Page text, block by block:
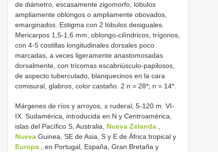
de diámetro, escasamente zigomorfo, lóbulos
ampliamente oblongos o ampliamente obovados,
emarginados. Estigma con 2 lóbulos desiguales.
Mericarpos 1,5-1,6 mm, oblongo-cilíndricos, trígonos,
con 4-5 costillas longitudinales dorsales poco
marcadas, a veces ligeramente anastomosadas
dorsalmente, con tricomas escabriúsculo-papilosos,
de aspecto tuberculado, blanquecinos en la cara
comisural, glabros, color castaño. 2 n = 28*; n = 14*.
Márgenes de ríos y arroyos, ± ruderal; 5-120 m. VI-
IX. Sudamérica, introducida en N y Centroamérica,
islas del Pacífico S, Australia, Nueva Zelanda
Nueva Guinea, SE de Asia, S y E de África tropical y
Europa , en Portugal, España, Gran Bretaña y